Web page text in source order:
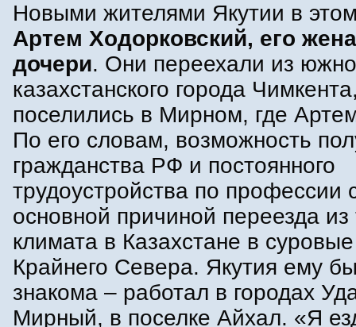
Новыми жителями Якутии в
Артем Ходорковский, его
дочери. Они переехали из
казахстанского города
поселились в Мирном, где
По его словам, возможность
гражданства РФ и постоянного
трудоустройства по профессии
основной причиной переезда из
климата в Казахстане в
Крайнего Севера. Якутия ему
знакома – работал в городах
Мирный, в поселке Айхал. «Я